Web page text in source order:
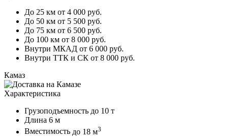
До 25 км от 4 000 руб.
До 50 км от 5 500 руб.
До 75 км от 6 500 руб.
До 100 км от 8 000 руб.
Внутри МКАД от 6 000 руб.
Внутри ТТК и СК от 8 000 руб.
Камаз
Характеристика
Грузоподъемность до 10 т
Длина 6 м
Вместимость до 18 м3